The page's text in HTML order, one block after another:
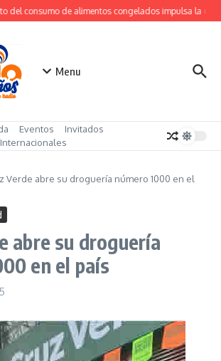
del consumo de alimentos congelados impulsa la
Menu
Eventos
Invitados
Internacionales
Verde abre su droguería número 1000 en el
abre su droguería
en el país